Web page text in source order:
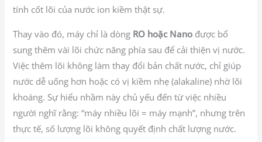
tính cốt lõi của nước ion kiềm thật sự.
Thay vào đó, máy chỉ là dòng RO hoặc Nano được bổ
sung thêm vài lõi chức năng phía sau để cải thiện vị nước.
Việc thêm lõi không làm thay đổi bản chất nước, chỉ giúp
nước dễ uống hơn hoặc có vị kiềm nhẹ (alakaline) nhờ lõi
khoáng. Sự hiểu nhầm này chủ yếu đến từ việc nhiều
người nghĩ rằng: “máy nhiều lõi = máy mạnh”, nhưng trên
thực tế, số lượng lõi không quyết định chất lượng nước.